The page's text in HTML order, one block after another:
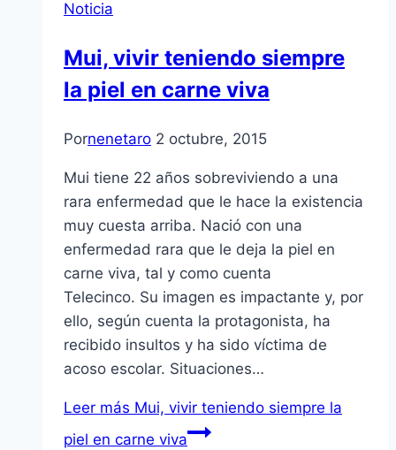
Noticia
Mui, vivir teniendo siempre
la piel en carne viva
Pornenetaro 2 octubre, 2015
Mui tiene 22 años sobreviviendo a una
rara enfermedad que le hace la existencia
muy cuesta arriba. Nació con una
enfermedad rara que le deja la piel en
carne viva, tal y como cuenta
Telecinco. Su imagen es impactante y, por
ello, según cuenta la protagonista, ha
recibido insultos y ha sido víctima de
acoso escolar. Situaciones…
Leer más Mui, vivir teniendo siempre la
piel en carne viva